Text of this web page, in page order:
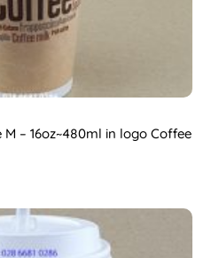
– 16oz~480ml in logo Coffee